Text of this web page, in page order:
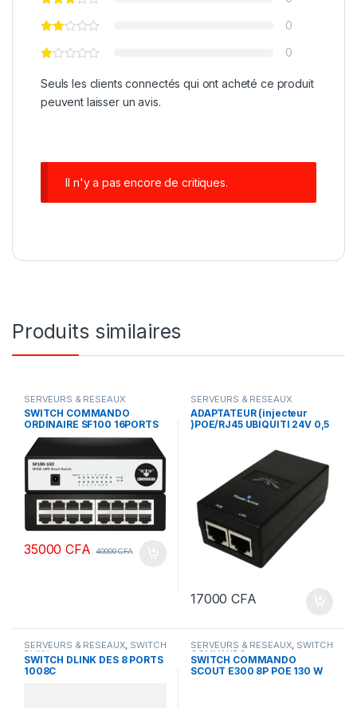
0
0
Seuls les clients connectés qui ont acheté ce produit
peuvent laisser un avis.
Il n'y a pas encore de critiques.
Produits similaires
SERVEURS & RESEAUX
SWITCH COMMANDO
ORDINAIRE SF100 16PORTS
35000CFA 40000CFA
SERVEURS & RESEAUX
ADAPTATEUR (injecteur
)POE/RJ45 UBIQUITI 24V 0,5
17000CFA
SERVEURS & RESEAUX, SWITCH
DLINK
SWITCH DLINK DES 8 PORTS
1008C
SERVEURS & RESEAUX, SWITCH
COMMANDO
SWITCH COMMANDO
SCOUT E300 8P POE 130 W